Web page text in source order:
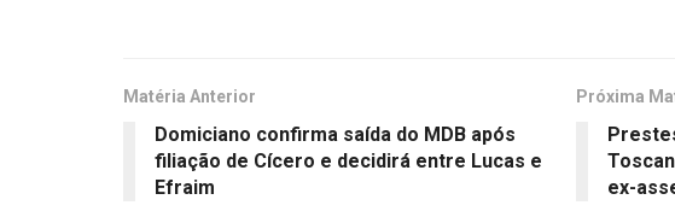
Matéria Anterior
Domiciano confirma saída do MDB após
filiação de Cícero e decidirá entre Lucas e
Efraim
Próxima
ex-